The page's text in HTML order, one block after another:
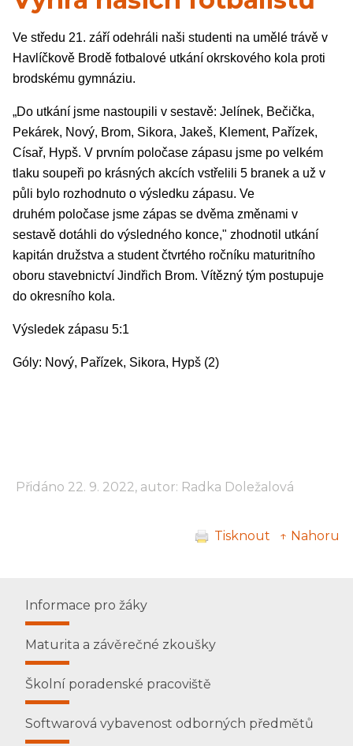
Ve středu 21. září odehráli naši studenti na umělé trávě v
Havlíčkově Brodě fotbalové utkání okrskového kola proti
brodskému gymnáziu.
„Do utkání jsme nastoupili v sestavě: Jelínek, Bečička,
Pekárek, Nový, Brom, Sikora, Jakeš, Klement, Pařízek,
Císař, Hypš. V prvním poločase zápasu jsme po velkém
tlaku soupeři po krásných akcích vstřelili 5 branek a už v
půli bylo rozhodnuto o výsledku zápasu. Ve
druhém poločase jsme zápas se dvěma změnami v
sestavě dotáhli do výsledného konce," zhodnotil utkání
kapitán družstva a student čtvrtého ročníku maturitního
oboru stavebnictví Jindřich Brom. Vítězný tým postupuje
do okresního kola.
Výsledek zápasu 5:1
Góly: Nový, Pařízek, Sikora, Hypš (2)
Přidáno 22. 9. 2022, autor: Radka Doležalová
Tisknout ↑ Nahoru
Informace pro žáky
Maturita a závěrečné zkoušky
Školní poradenské pracoviště
Softwarová vybavenost odborných předmětů